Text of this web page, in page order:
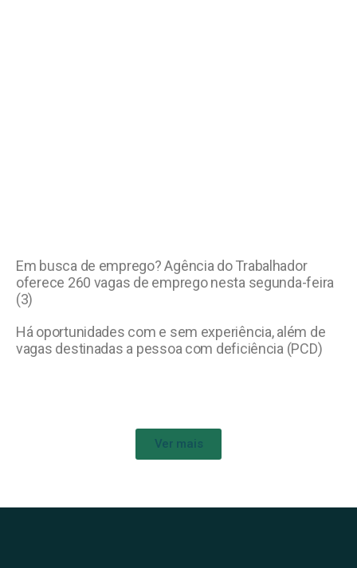
Em busca de emprego? Agência do Trabalhador
oferece 260 vagas de emprego nesta segunda-feira
(3)
Há oportunidades com e sem experiência, além de
vagas destinadas a pessoa com deficiência (PCD)
Ver mais